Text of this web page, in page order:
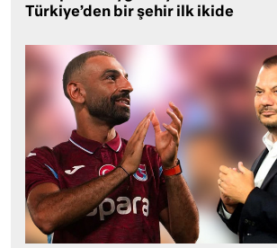
Türkiye’den bir şehir ilk ikide